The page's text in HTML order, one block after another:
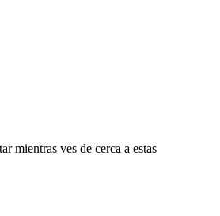
mientras ves de cerca a estas